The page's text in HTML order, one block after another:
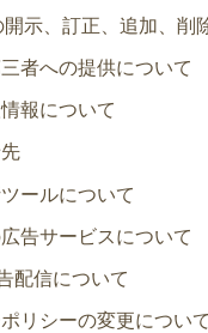
示、訂正、追加、削
者への提供について
報について
ールについて
告サービスについて
配信について
リシーの変更について